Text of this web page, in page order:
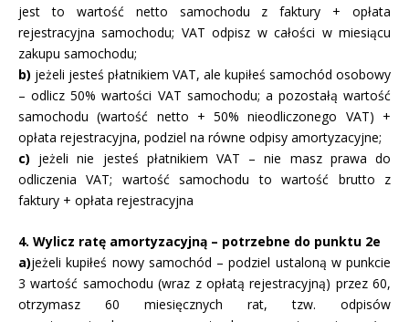
jest to wartość netto samochodu z faktury + opłata
rejestracyjna samochodu; VAT odpisz w całości w miesiącu
zakupu samochodu;
b) jeżeli jesteś płatnikiem VAT, ale kupiłeś samochód osobowy
– odlicz 50% wartości VAT samochodu; a pozostałą wartość
samochodu (wartość netto + 50% nieodliczonego VAT) +
opłata rejestracyjna, podziel na równe odpisy amortyzacyjne;
c) jeżeli nie jesteś płatnikiem VAT – nie masz prawa do
odliczenia VAT; wartość samochodu to wartość brutto z
faktury + opłata rejestracyjna
4. Wylicz ratę amortyzacyjną – potrzebne do punktu 2e
a)jeżeli kupiłeś nowy samochód – podziel ustaloną w punkcie
3 wartość samochodu (wraz z opłatą rejestracyjną) przez 60,
otrzymasz 60 miesięcznych rat, tzw. odpisów